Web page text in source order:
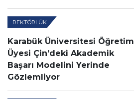
REKTÖRLÜK
Karabük Üniversitesi Öğretim
Üyesi Çin’deki Akademik
Başarı Modelini Yerinde
Gözlemliyor